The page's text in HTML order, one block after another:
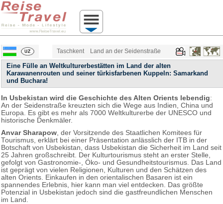
Taschkent Land an der Seidenstraße
Eine Fülle an Weltkulturerbestätten im Land der alten
Karawanenrouten und seiner türkisfarbenen Kuppeln: Samarkand
und Buchara!
In Usbekistan wird die Geschichte des Alten Orients lebendig:
An der Seidenstraße kreuzten sich die Wege aus Indien, China und
Europa. Es gibt es mehr als 7000 Weltkulturerbe der UNESCO und
historische Denkmäler.
Anvar Sharapow , der Vorsitzende des Staatlichen Komitees für
Tourismus, erklärt bei einer Präsentation anlässlich der ITB in der
Botschaft von Usbekistan, dass Usbekistan die Sicherheit im Land seit
25 Jahren großschreibt. Der Kulturtourismus steht an erster Stelle,
gefolgt von Gastronomie-, Öko- und Gesundheitstourismus. Das Land
ist geprägt von vielen Religionen, Kulturen und den Schätzen des
alten Orients. Einkaufen in den orientalischen Basaren ist ein
spannendes Erlebnis, hier kann man viel entdecken. Das größte
Potenzial in Usbekistan jedoch sind die gastfreundlichen Menschen
im Land.